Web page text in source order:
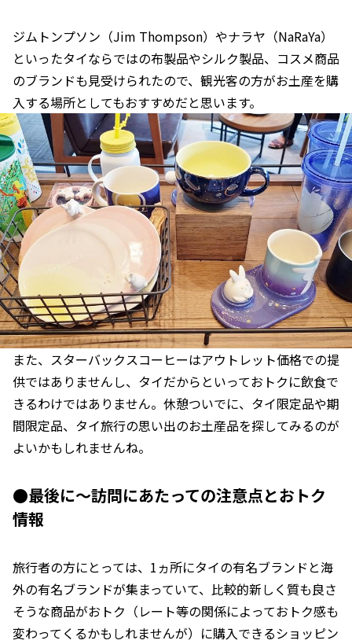
ジムトンプソン（Jim Thompson）やナラヤ（NaRaYa）
といったタイならではの布製品やシルク製品、コスメ商品
のブランドも見受けられたので、観光客の方がお土産を購
入する場所としてもおすすめだと思います。
また、スターバックスコーヒーはアウトレット価格での提
供ではありませんし、タイだからといっておトクに飲食で
きるわけではありません。休憩ついでに、タイ限定品や期
間限定品、タイ旅行の思い出のお土産品を探してみるのが
よいかもしれませんね。
●最後に～訪問にあたっての注意点とおトク
情報
旅行者の方にとっては、1ヵ所にタイの有名ブランドと海
外の有名ブランドが集まっていて、比較的新しく質も良さ
そうな商品がおトク（レート等の関係によっておトク感も
変わってくるかもしれませんが）に購入できるショッピン